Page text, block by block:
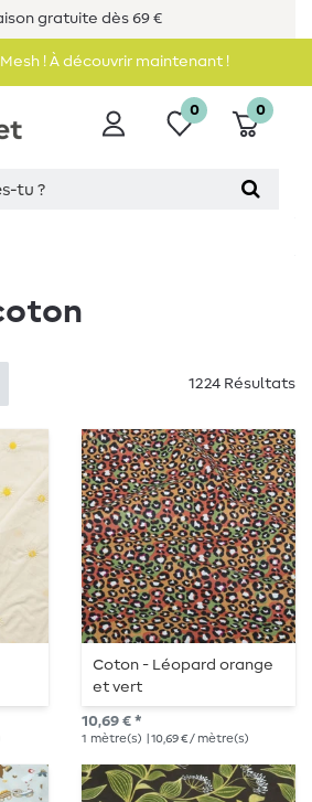
gratuite dès 69 €
Mesh ! À découvrir maintenant !
0 0
1224 Résultats
Coton - Léopard orange
et vert
10,69 € *
1 mètre(s) | 10,69 € / mètre(s)